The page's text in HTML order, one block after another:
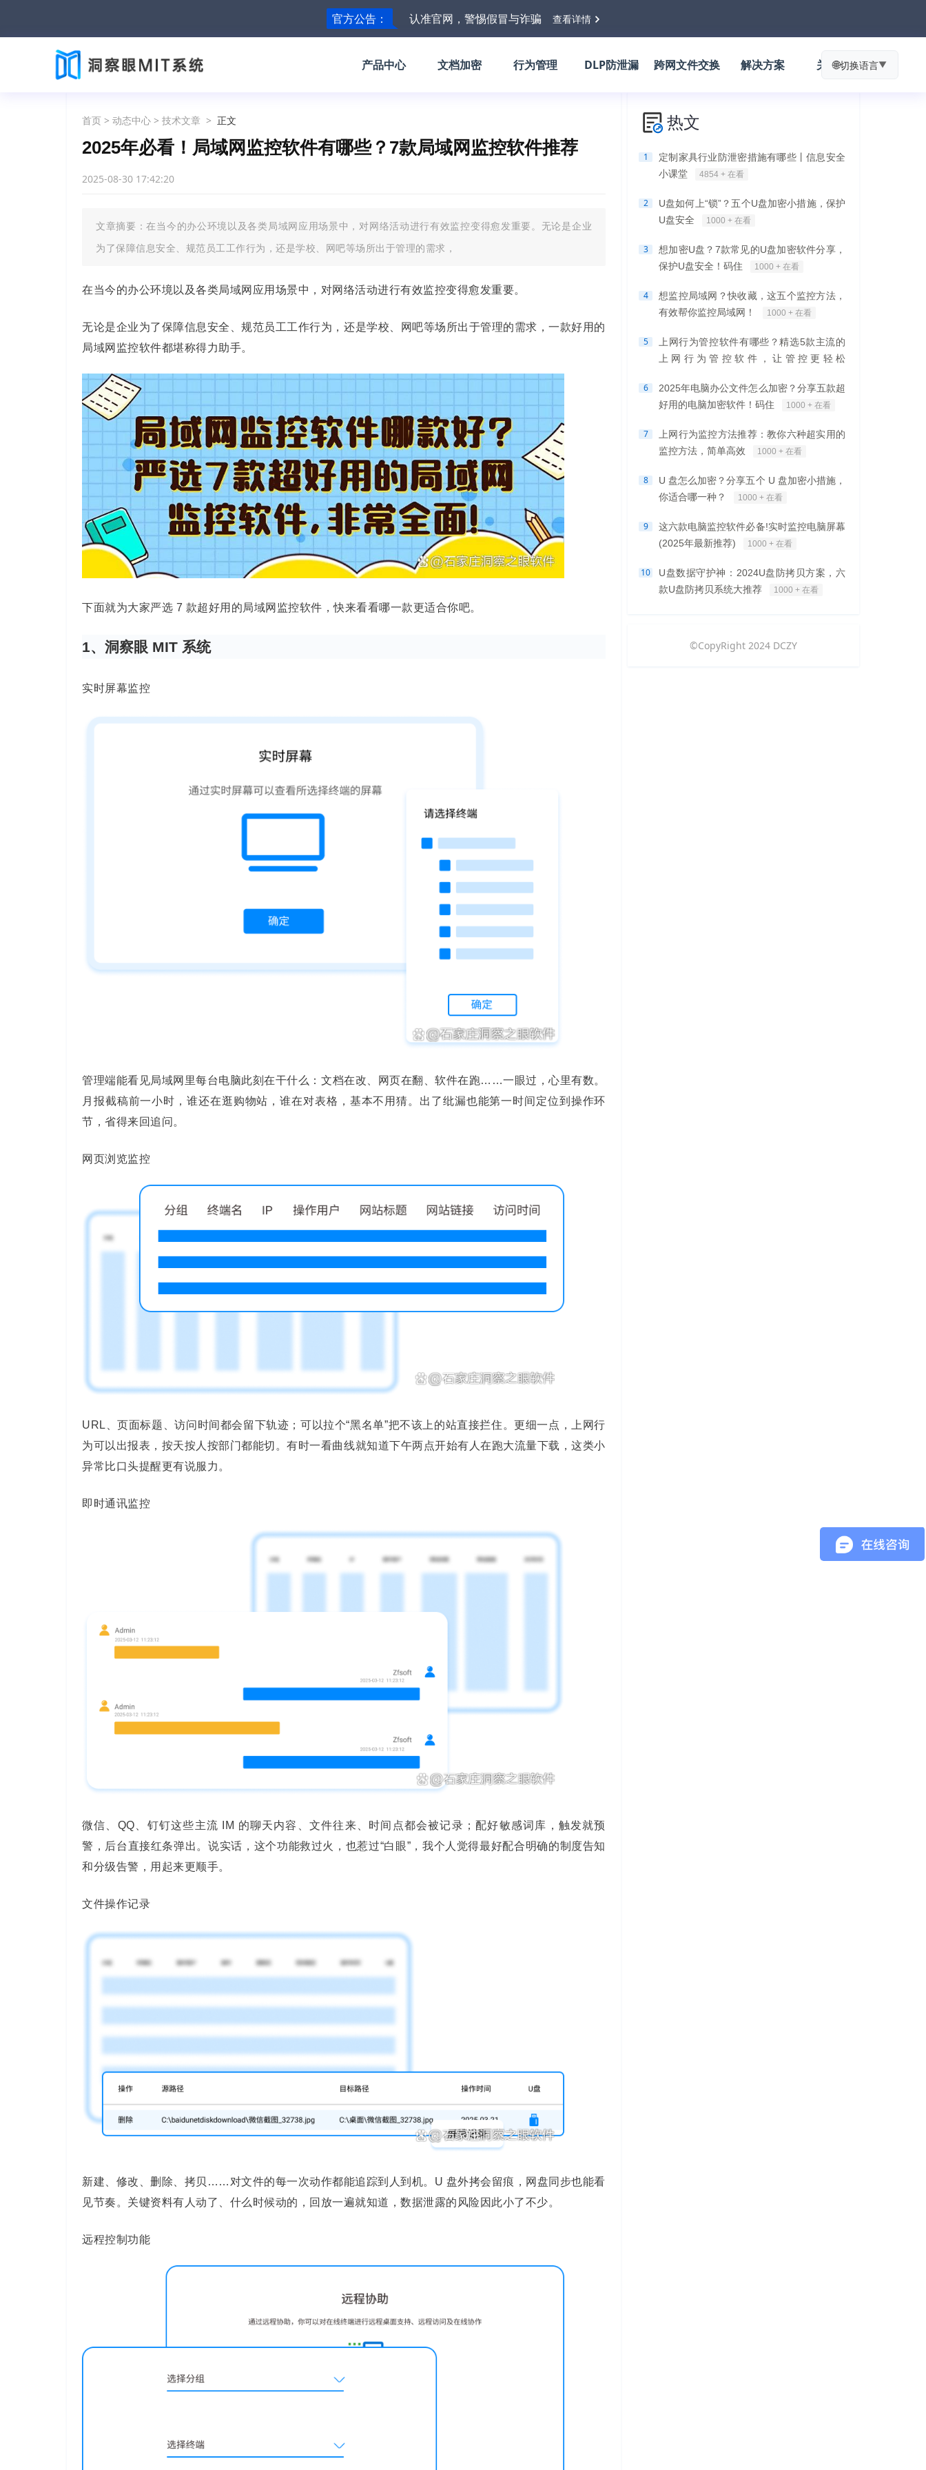
官方公告： 认准官网，警惕假冒与诈骗 查看详情
产品中心 文档加密 行为管理 DLP防泄漏 跨网文件交换 解决方案 关于我们
🌐切换语言▼
首页 > 动态中心 > 技术文章 > 正文
2025年必看！局域网监控软件有哪些？7款局域网监控软件推荐
2025-08-30 17:42:20
文章摘要：在当今的办公环境以及各类局域网应用场景中，对网络活动进行有效监控变得愈发重要。无论是企业
为了保障信息安全、规范员工工作行为，还是学校、网吧等场所出于管理的需求，
在当今的办公环境以及各类局域网应用场景中，对网络活动进行有效监控变得愈发重要。
无论是企业为了保障信息安全、规范员工工作行为，还是学校、网吧等场所出于管理的需求，一款好用的
局域网监控软件都堪称得力助手。
下面就为大家严选 7 款超好用的局域网监控软件，快来看看哪一款更适合你吧。
1、洞察眼 MIT 系统
实时屏幕监控
管理端能看见局域网里每台电脑此刻在干什么：文档在改、网页在翻、软件在跑……一眼过，心里有数。
月报截稿前一小时，谁还在逛购物站，谁在对表格，基本不用猜。出了纰漏也能第一时间定位到操作环
节，省得来回追问。
网页浏览监控
URL、页面标题、访问时间都会留下轨迹；可以拉个“黑名单”把不该上的站直接拦住。更细一点，上网行
为可以出报表，按天按人按部门都能切。有时一看曲线就知道下午两点开始有人在跑大流量下载，这类小
异常比口头提醒更有说服力。
即时通讯监控
微信、QQ、钉钉这些主流 IM 的聊天内容、文件往来、时间点都会被记录；配好敏感词库，触发就预
警，后台直接红条弹出。说实话，这个功能救过火，也惹过“白眼”，我个人觉得最好配合明确的制度告知
和分级告警，用起来更顺手。
文件操作记录
新建、修改、删除、拷贝……对文件的每一次动作都能追踪到人到机。U 盘外拷会留痕，网盘同步也能看
见节奏。关键资料有人动了、什么时候动的，回放一遍就知道，数据泄露的风险因此小了不少。
远程控制功能
热文
1
定制家具行业防泄密措施有哪些丨信息安全
小课堂
4854 + 在看
2
U盘如何上“锁”？五个U盘加密小措施，保护
U盘安全
1000 + 在看
3
想加密U盘？7款常见的U盘加密软件分享，
保护U盘安全！码住
1000 + 在看
4
想监控局域网？快收藏，这五个监控方法，
有效帮你监控局域网！
1000 + 在看
5
上网行为管控软件有哪些？精选5款主流的
上网行为管控软件，让管控更轻松
6
2025年电脑办公文件怎么加密？分享五款超
好用的电脑加密软件！码住
1000 + 在看
7
上网行为监控方法推荐：教你六种超实用的
监控方法，简单高效
1000 + 在看
8
U 盘怎么加密？分享五个 U 盘加密小措施，
你适合哪一种？
1000 + 在看
9
这六款电脑监控软件必备!实时监控电脑屏幕
(2025年最新推荐)
1000 + 在看
10
U盘数据守护神：2024U盘防拷贝方案，六
款U盘防拷贝系统大推荐
1000 + 在看
©CopyRight 2024 DCZY